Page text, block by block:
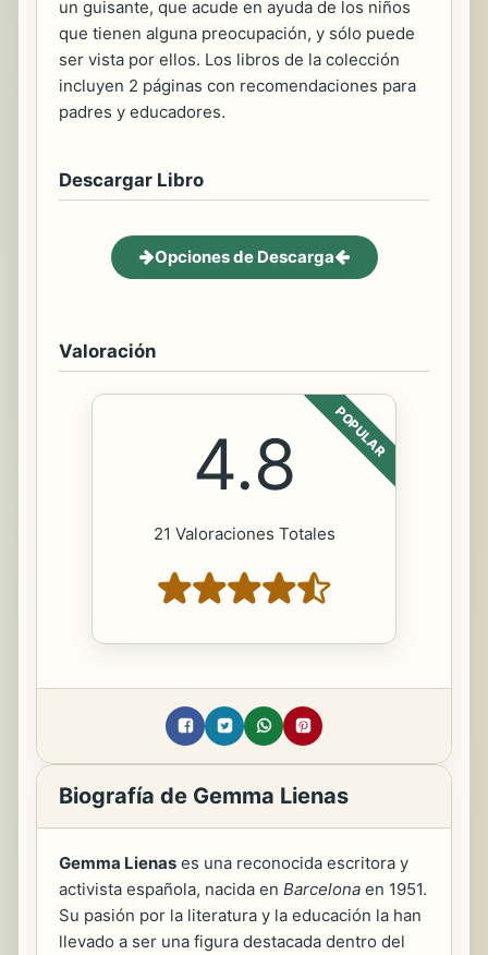
un guisante, que acude en ayuda de los niños
que tienen alguna preocupación, y sólo puede
ser vista por ellos. Los libros de la colección
incluyen 2 páginas con recomendaciones para
padres y educadores.
Descargar Libro
Opciones de Descarga
Valoración
POPULAR
4.8
21 Valoraciones Totales
Biografía de Gemma Lienas
Gemma Lienas es una reconocida escritora y
activista española, nacida en Barcelona en 1951.
Su pasión por la literatura y la educación la han
llevado a ser una figura destacada dentro del